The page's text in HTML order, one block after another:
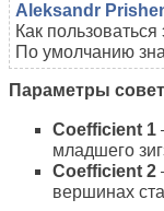
Aleksandr
Как
По умолчанию
Параметры
Coefficient 1
младшего
Coefficient 2
вершинах